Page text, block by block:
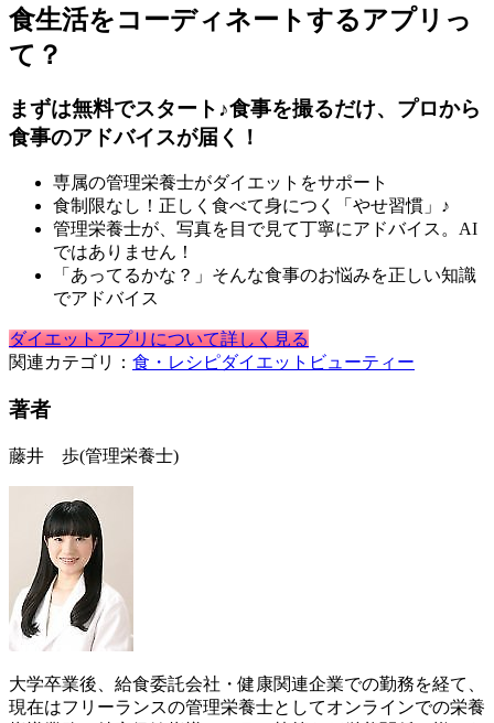
食生活をコーディネートするアプリっ
て？
まずは無料でスタート♪食事を撮るだけ、プロから
食事のアドバイスが届く！
専属の管理栄養士がダイエットをサポート
食制限なし！正しく食べて身につく「やせ習慣」♪
管理栄養士が、写真を目で見て丁寧にアドバイス。AI
ではありません！
「あってるかな？」そんな食事のお悩みを正しい知識
でアドバイス
ダイエットアプリについて詳しく見る
関連カテゴリ： 食・レシピダイエット ビューティー
著者
藤井 歩(管理栄養士)
大学卒業後、給食委託会社・健康関連企業での勤務を経て、
現在はフリーランスの管理栄養士としてオンラインでの栄養